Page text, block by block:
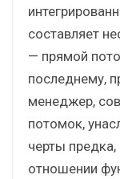
составляет
— прямой
последнему,
менеджер,
потомок,
черты
отношении